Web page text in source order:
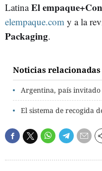
LatinaEl
elempaque.com y a la
Packaging.
Noticias relacionadas
Argentina, país invitado
El sistema de recogida